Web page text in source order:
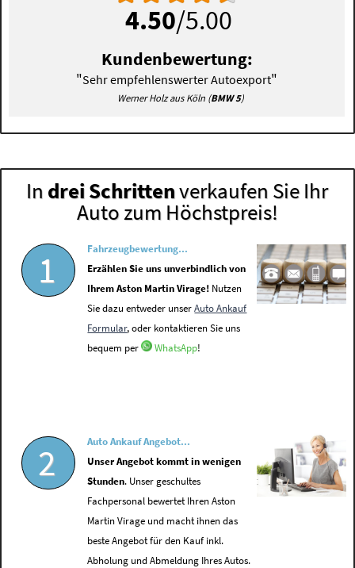
4.50/5.00
Kundenbewertung:
"Sehr empfehlenswerter Autoexport"
Werner Holz aus Köln (BMW 5)
In drei Schrittenverkaufen Sie Ihr
Auto zum Höchstpreis!
1
Fahrzeugbewertung...
Erzählen Sie uns unverbindlich von
Ihrem Aston Martin Virage! Nutzen
Sie dazu entweder unserAuto Ankauf
Formular, oder kontaktieren Sie uns
bequem per
WhatsApp!
2
Auto Ankauf Angebot...
Unser Angebot kommt in wenigen
Stunden. Unser geschultes
Fachpersonal bewertet Ihren Aston
Martin Virage und macht ihnen das
beste Angebot für den Kauf inkl.
Abholung und Abmeldung Ihres Autos.